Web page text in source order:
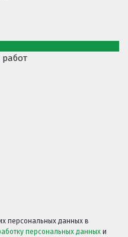
работ
персональных данных в
персональных данных и